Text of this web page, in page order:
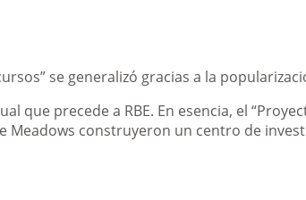
se generalizó gracias a la
que precede a RBE. En esencia, el
Meadows construyeron un centro de